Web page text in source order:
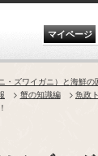
マイページ
・ズワイガニ）と海鮮の
蟹の知識編
魚政